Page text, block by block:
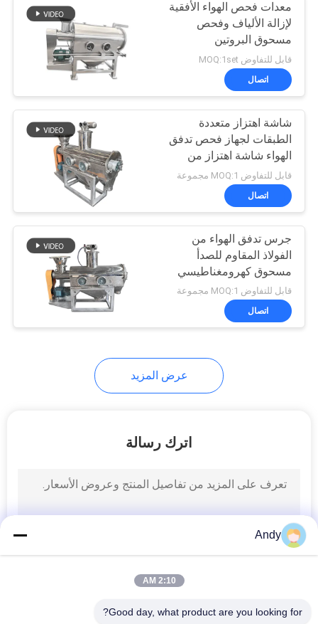
شاشة تهتز بالموجات
فوق الصوتية
60
آلة مصفاة الاهتزاز
102
خلاط مزدوج المخروط
65
خلاط مسحوق نوع V
معدات فحص الهواء الأفقية
لإزالة الألياف وفحص
مسحوق البروتين
قابل للتفاوض MOQ:1set
اتصال
شاشة اهتزاز متعددة
الطبقات لجهاز فحص تدفق
الهواء شاشة اهتزاز من
الفولاذ المقاوم للصدأ
قابل للتفاوض MOQ:1 مجموعة
اتصال
جرس تدفق الهواء من
الفولاذ المقاوم للصدأ
مسحوق كهرومغناطيسي
معدني شاشة اهتزاز صغيرة
قابل للتفاوض MOQ:1 مجموعة
اتصال
عرض المزيد
اترك رسالة
Andy
2:10 AM
Good day, what product are you looking for?